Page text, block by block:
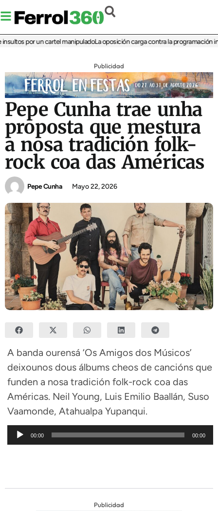
por un cartel manipuladoLa oposición carga contra la programación
Publicidad
Pepe Cunha trae unha
proposta que mestura
a nosa tradición folk-
rock coa das Américas
Pepe Cunha Mayo 22, 2026
A banda ourensá ‘Os Amigos dos Músicos’
deixounos dous álbums cheos de cancións que
funden a nosa tradición folk-rock coa das
Américas. Neil Young, Luis Emilio Baallán, Suso
Vaamonde, Atahualpa Yupanqui.
Reproductor
de
00:00 00:00
Publicidad